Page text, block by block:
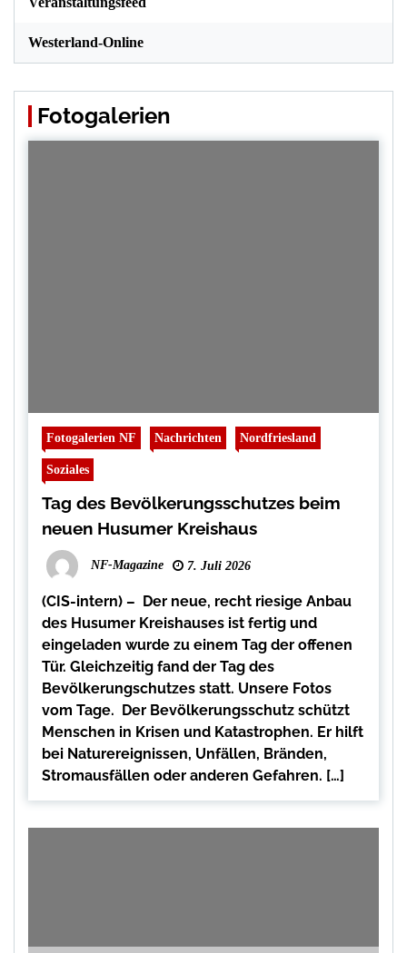
Westerland-Online
Fotogalerien
Fotogalerien NF Nachrichten Nordfriesland
Soziales
Tag des Bevölkerungsschutzes beim
neuen Husumer Kreishaus
NF-Magazine 7. Juli 2026
(CIS-intern) – Der neue, recht riesige Anbau
des Husumer Kreishauses ist fertig und
eingeladen wurde zu einem Tag der offenen
Tür. Gleichzeitig fand der Tag des
Bevölkerungschutzes statt. Unsere Fotos
vom Tage. Der Bevölkerungsschutz schützt
Menschen in Krisen und Katastrophen. Er hilft
bei Naturereignissen, Unfällen, Bränden,
Stromausfällen oder anderen Gefahren. […]